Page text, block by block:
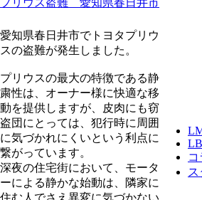
愛知県春日井市でトヨタプリウ
スの盗難が発生しました。
プリウスの最大の特徴である静
粛性は、オーナー様に快適な移
動を提供しますが、皮肉にも窃
盗団にとっては、犯行時に周囲
に気づかれにくいという利点に
繋がっています。
深夜の住宅街において、モータ
ーによる静かな始動は、隣家に
住む人でさえ異変に気づかない
コ
ス